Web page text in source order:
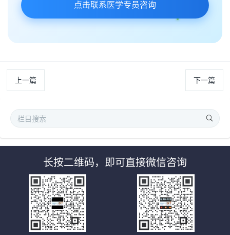
点击联系医学专员咨询
上一篇 下一篇
长按二维码，即可直接微信咨询